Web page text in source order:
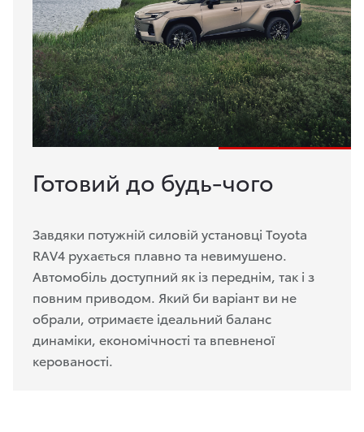
Готовий до будь-чого
Завдяки потужній силовій установці Toyota
RAV4 рухається плавно та невимушено.
Автомобіль доступний як із переднім, так і з
повним приводом. Який би варіант ви не
обрали, отримаєте ідеальний баланс
динаміки, економічності та впевненої
керованості.